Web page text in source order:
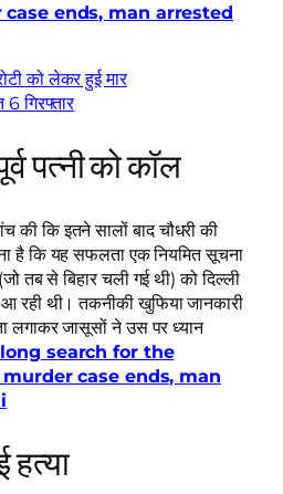
ends, man arrested
को लेकर हुई मार
6 गिरफ्तार
पत्नी को कॉल
की कि इतने सालों बाद चौधरी की
है कि यह सफलता एक नियमित सूचना
तब से बिहार चली गई थी) को दिल्ली
रही थी। तकनीकी खुफिया जानकारी
लगाकर जासूसों ने उस पर ध्यान
long search for the
case ends, man